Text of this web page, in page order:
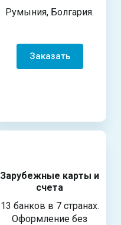
Румыния, Болгария.
Заказать
Зарубежные карты и
счета
13 банков в 7 странах.
Оформление без